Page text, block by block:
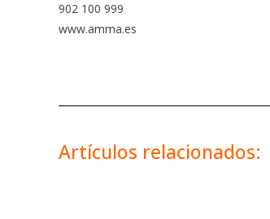
902 100 999
www.amma.es
Artículos relacionados: